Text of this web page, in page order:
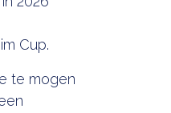
Cup.
te mogen